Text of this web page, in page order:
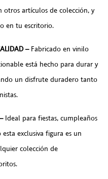
otros artículos de colección, y
o en tu escritorio.
–Fabricado en vinilo
está hecho para durar y
un disfrute duradero tanto
Ideal para fiestas, cumpleaños
exclusiva figura es un
colección de